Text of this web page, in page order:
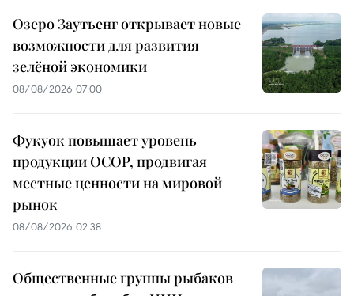
Озеро Заутьенг открывает новые
возможности для развития
зелёной экономики
08/08/2026 07:00
Фукуок повышает уровень
продукции OCOP, продвигая
местные ценности на мировой
рынок
08/08/2026 02:38
Общественные группы рыбаков